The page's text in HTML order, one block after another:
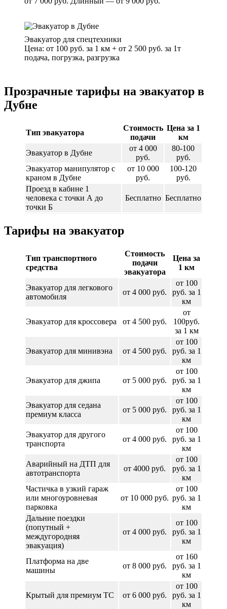
Эвакуатор для спецтехники
Цена: от 100 руб. за 1 км + от 2 500 руб. за 1т
подача, погрузка, разгрузка
Прозрачные тарифы на эвакуатор в
Дубне
Тип эвакуатора
Стоимость
подачи
Цена за 1
км
Эвакуатор в Дубне
от 4 000
руб.
80-100
руб.
Эвакуатор манипулятор с
краном в Дубне
от 10 000
руб.
100-120
руб.
Проезд в кабине 1
человека с точки А до
точки Б
Бесплатно Бесплатно
Тарифы на эвакуатор
Тип транспортного
средства
Стоимость
подачи
эвакуатора
Цена за
1 км
Эвакуатор для легкового
автомобиля
от 4 000 руб.
от 100
руб. за 1
км
Эвакуатор для кроссовера от 4 500 руб.
от
100руб.
за 1 км
Эвакуатор для минивэна от 4 500 руб.
от 100
руб. за 1
км
Эвакуатор для джипа от 5 000 руб.
от 100
руб. за 1
км
Эвакуатор для седана
премиум класса
от 5 000 руб.
от 100
руб. за 1
км
Эвакуатор для другого
транспорта
от 4 000 руб.
от 100
руб. за 1
км
Аварийный на ДТП для
автотранспорта
от 4000 руб.
от 100
руб. за 1
км
Частичка в узкий гараж
или многоуровневая
парковка
от 10 000 руб.
от 100
руб. за 1
км
Дальние поездки
(попутный +
междугородняя
эвакуация)
от 4 000 руб.
от 100
руб. за 1
км
Платформа на две
машины
от 8 000 руб.
от 160
руб. за 1
км
Крытый для премиум ТС от 6 000 руб.
от 100
руб. за 1
км